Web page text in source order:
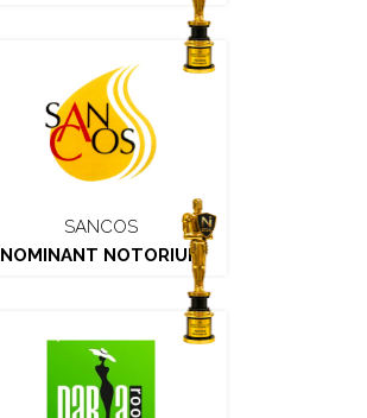
SANCOS
NOMINANT NOTORIUM